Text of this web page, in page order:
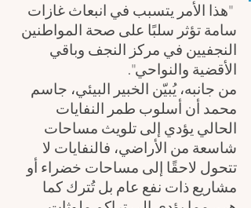
"هذا الأمر يتسبب في انبعاث غازات
سامة تؤثر سلبًا على صحة المواطنين
النجفيين في مركز النجف وباقي
الأقضية والنواحي".
من جانبه، يُبيّن الخبير البيئي، جاسم
محمد أن أسلوب طمر النفايات
الحالي يؤدي إلى تلويث مساحات
شاسعة من الأراضي، فالنفايات لا
تتحول لاحقًا إلى مساحات خضراء أو
مشاريع ذات نفع عام بل تُترك كما